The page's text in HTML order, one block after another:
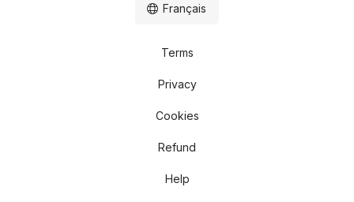
Terms
Privacy
Cookies
Refund
Help
Français